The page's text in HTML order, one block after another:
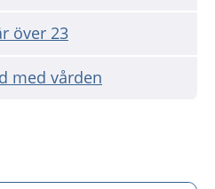
över 23
med vården